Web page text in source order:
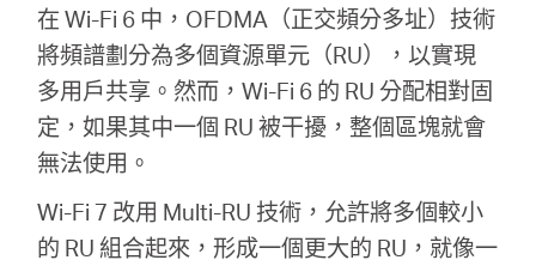
在 Wi-Fi 6 中，OFDMA（正交頻分多址）技術
將頻譜劃分為多個資源單元（RU），以實現
多用戶共享。然而，Wi-Fi 6 的 RU 分配相對固
定，如果其中一個 RU 被干擾，整個區塊就會
無法使用。
Wi-Fi 7 改用 Multi-RU 技術，允許將多個較小
的 RU 組合起來，形成一個更大的 RU，就像一